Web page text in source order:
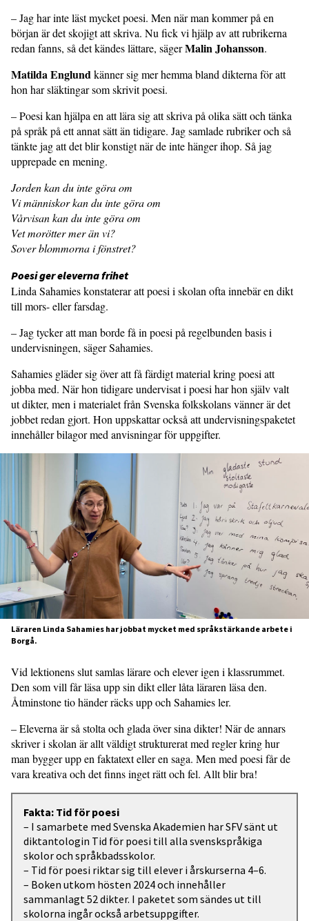
– Jag har inte läst mycket poesi. Men när man kommer på en
början är det skojigt att skriva. Nu fick vi hjälp av att rubrikerna
redan fanns, så det kändes lättare, sägerMalin Johansson.
Matilda Englundkänner sig mer hemma bland dikterna för att
hon har släktingar som skrivit poesi.
– Poesi kan hjälpa en att lära sig att skriva på olika sätt och tänka
på språk på ett annat sätt än tidigare. Jag samlade rubriker och så
tänkte jag att det blir konstigt när de inte hänger ihop. Så jag
upprepade en mening.
Jorden kan du inte göra om
Vi människor kan du inte göra om
Vårvisan kan du inte göra om
Vet morötter mer än vi?
Sover blommorna i fönstret?
Poesi ger eleverna frihet
Linda Sahamies konstaterar att poesi i skolan ofta innebär en dikt
till mors- eller farsdag.
– Jag tycker att man borde få in poesi på regelbunden basis i
undervisningen, säger Sahamies.
Sahamies gläder sig över att få färdigt material kring poesi att
jobba med. När hon tidigare undervisat i poesi har hon själv valt
ut dikter, men i materialet från Svenska folkskolans vänner är det
jobbet redan gjort. Hon uppskattar också att undervisningspaketet
innehåller bilagor med anvisningar för uppgifter.
Läraren Linda Sahamies har jobbat mycket med språkstärkande arbete i
Borgå.
Vid lektionens slut samlas lärare och elever igen i klassrummet.
Den som vill får läsa upp sin dikt eller låta läraren läsa den.
Åtminstone tio händer räcks upp och Sahamies ler.
– Eleverna är så stolta och glada över sina dikter! När de annars
skriver i skolan är allt väldigt strukturerat med regler kring hur
man bygger upp en faktatext eller en saga. Men med poesi får de
vara kreativa och det finns inget rätt och fel. Allt blir bra!
Fakta: Tid för poesi
– I samarbete med Svenska Akademien har SFV sänt ut
diktantologin Tid för poesi till alla svenskspråkiga
skolor och språkbadsskolor.
– Tid för poesi riktar sig till elever i årskurserna 4–6.
– Boken utkom hösten 2024 och innehåller
sammanlagt 52 dikter. I paketet som sändes ut till
skolorna ingår också arbetsuppgifter.